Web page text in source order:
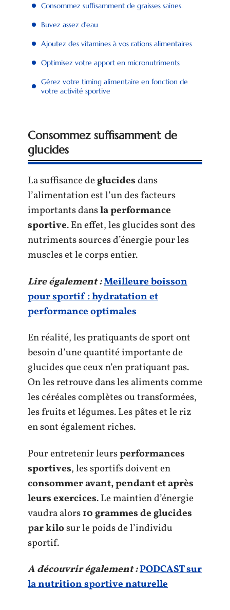
Consommez suffisamment de graisses saines.
Buvez assez d’eau
Ajoutez des vitamines à vos rations alimentaires
Optimisez votre apport en micronutriments
Gérez votre timing alimentaire en fonction de
votre activité sportive
Consommez suffisamment de
glucides
La suffisance deglucidesdans
l’alimentation est l’un des facteurs
importants dansla performance
sportive. En effet, les glucides sont des
nutriments sources d’énergie pour les
muscles et le corps entier.
Lire également :Meilleure boisson
pour sportif : hydratation et
performance optimales
En réalité, les pratiquants de sport ont
besoin d’une quantité importante de
glucides que ceux n’en pratiquant pas.
On les retrouve dans les aliments comme
les céréales complètes ou transformées,
les fruits et légumes. Les pâtes et le riz
en sont également riches.
Pour entretenir leursperformances
sportives, les sportifs doivent en
consommer avant, pendant et après
leurs exercices. Le maintien d’énergie
vaudra alors10 grammesde glucides
par kilosur le poids de l’individu
sportif.
A découvrir également :PODCAST sur
la nutrition sportive naturelle